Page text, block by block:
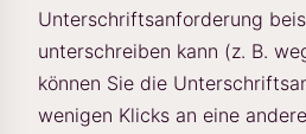
Unterschriftsanforderung
unterschreiben kann (z. B.
können Sie die
wenigen Klicks an eine